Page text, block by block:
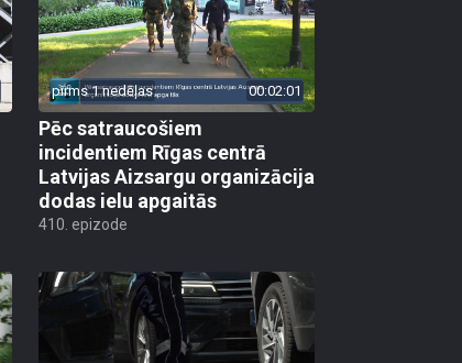
pirms 1 nedēļas 00:02:01
Pēc satraucošiem
incidentiem Rīgas centrā
Latvijas Aizsargu organizācija
dodas ielu apgaitās
410. epizode